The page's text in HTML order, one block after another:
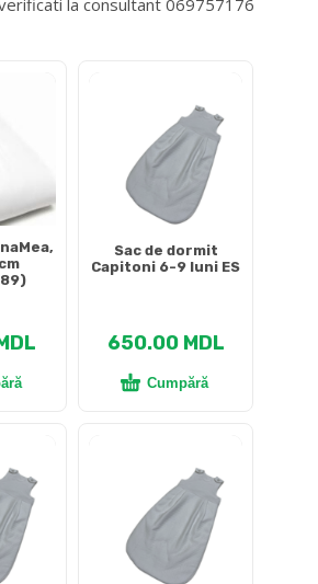
la consultant 069757176
Sac de dormit
Capitoni 6-9 luni ES
650.00 MDL
Cumpără